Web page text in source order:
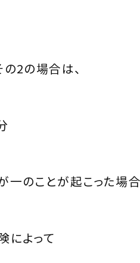
2の場合は、
のことが起こった場合
によって